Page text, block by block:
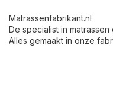
Matrassenfabrikant.nl
De specialist in
Alles gemaakt in onze